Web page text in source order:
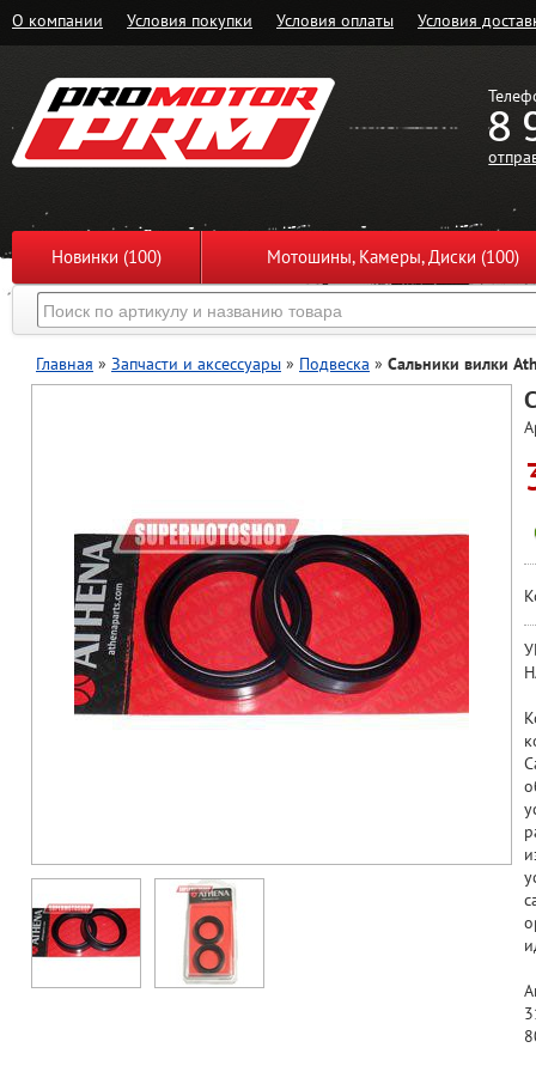
О компании Условия покупки Условия оплаты Условия
8
Новинки (100) Мотошины, Камеры, Диски (100)
Главная » Запчасти и аксессуары » Подвеска » Сальники вилки